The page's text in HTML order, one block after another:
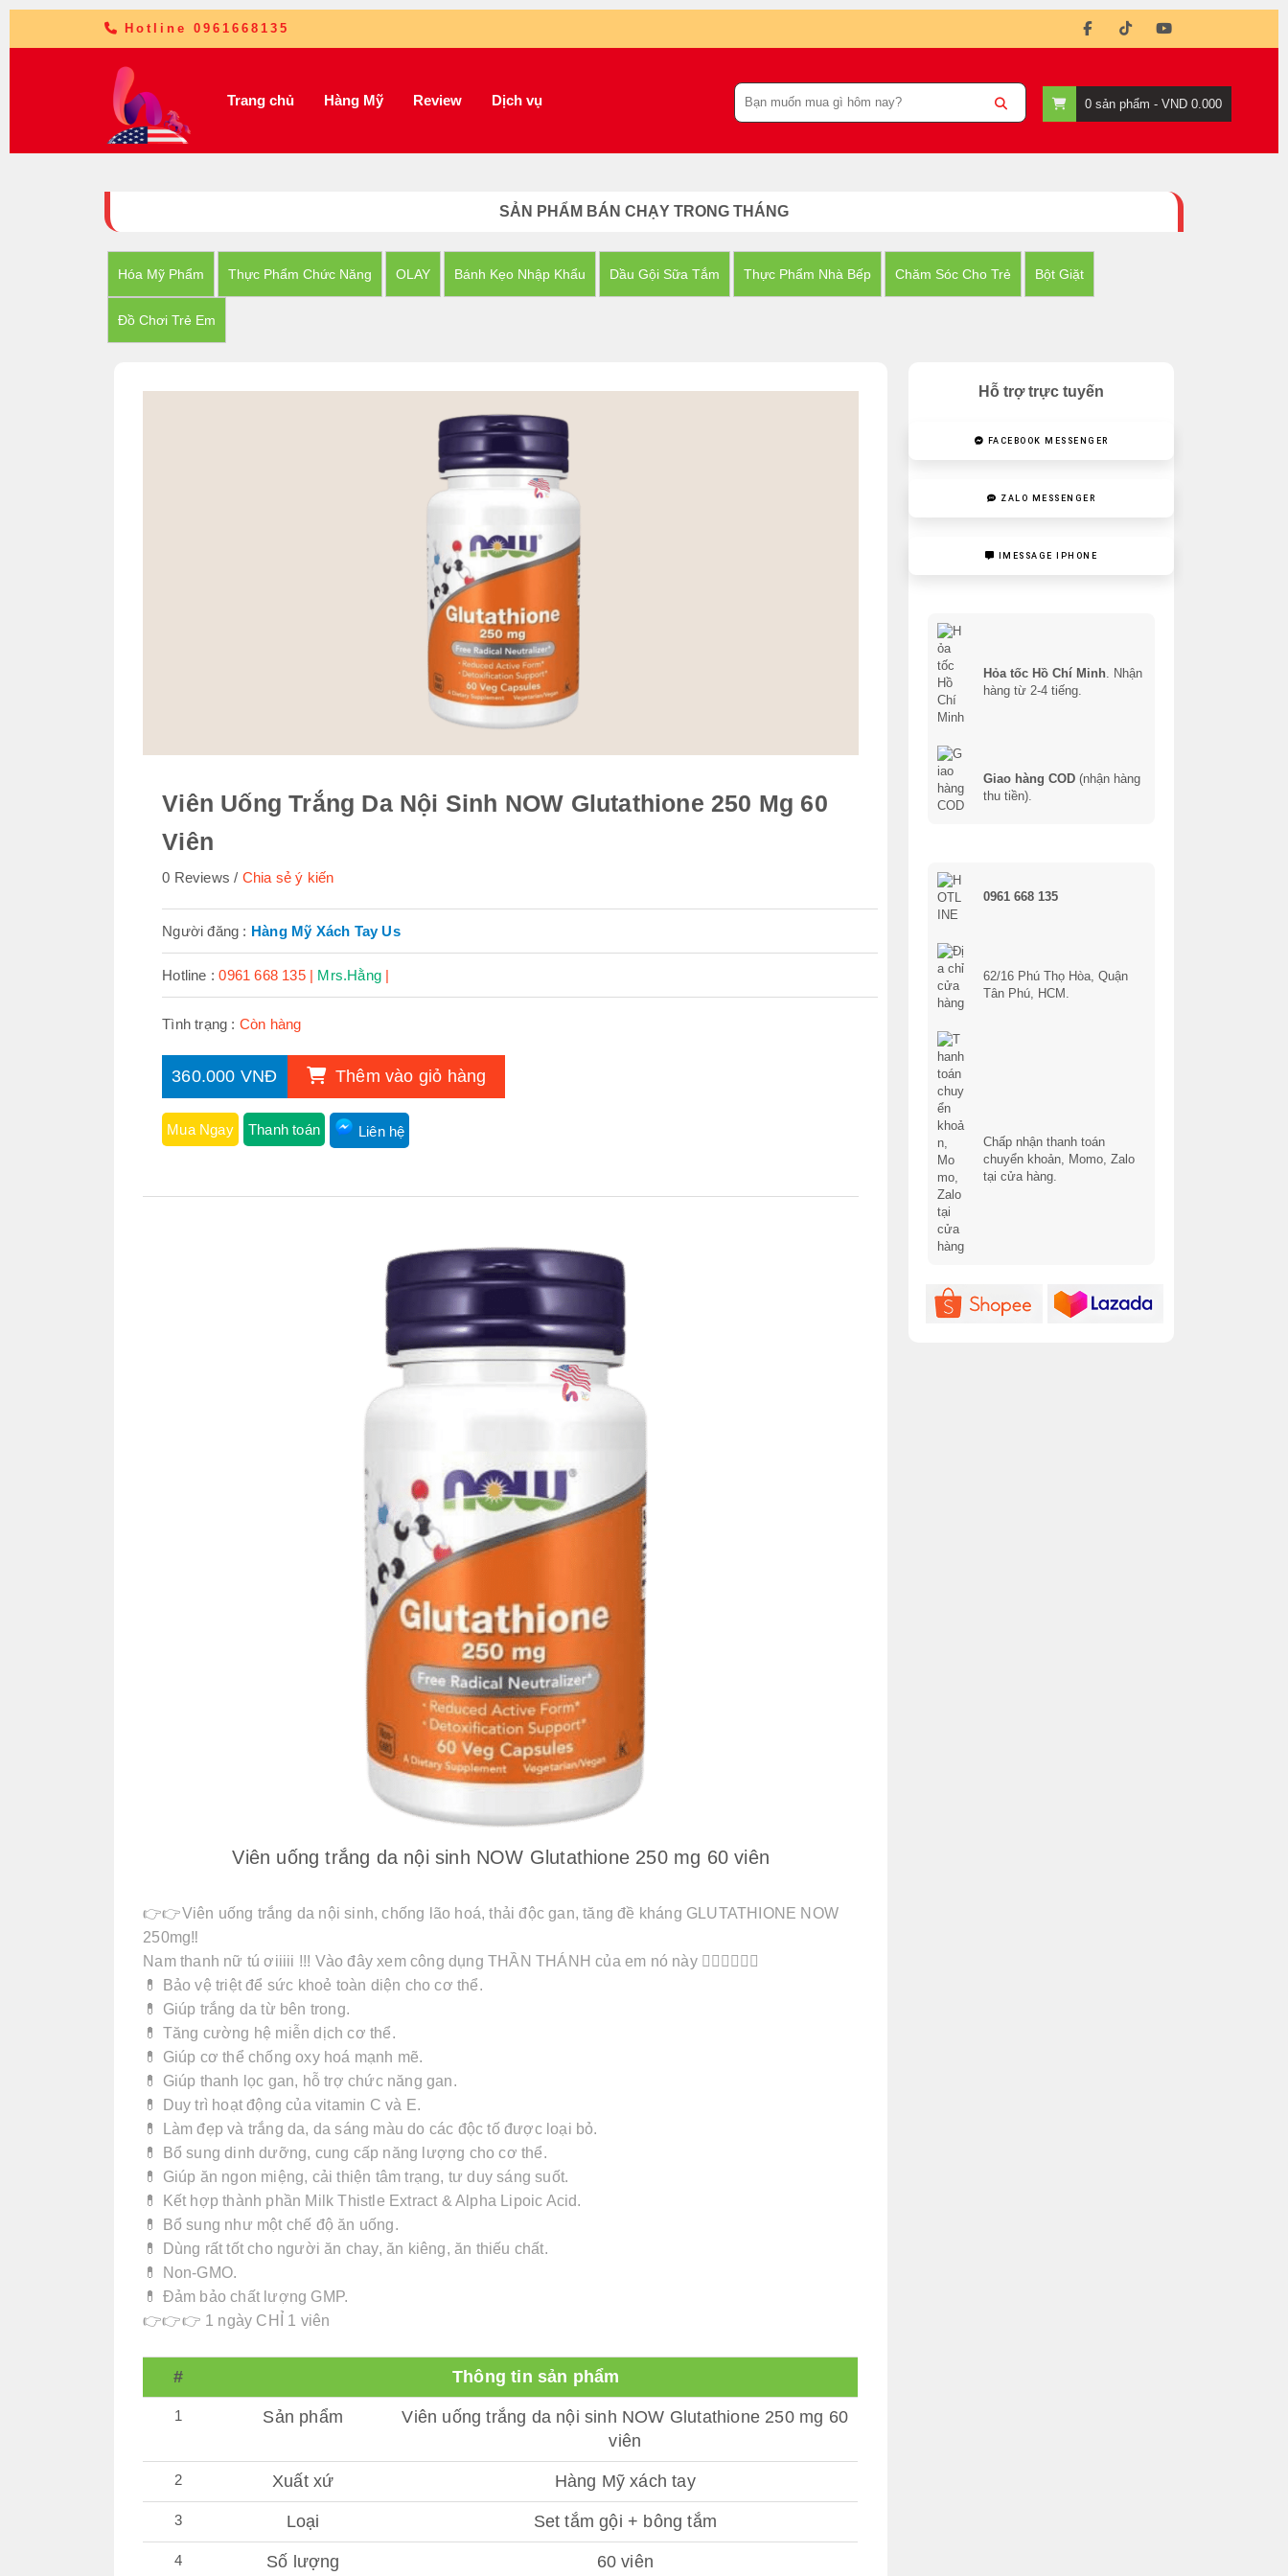
Hotline 0961668135
Trang chủ Hàng Mỹ Review Dịch vụ 0sản phẩm - VND 0.000
SẢN PHẨM BÁN CHẠY TRONG THÁNG
Hóa Mỹ Phẩm Thực Phẩm Chức Năng OLAY Bánh Kẹo Nhập Khẩu Dầu Gội Sữa Tắm Thực Phẩm Nhà Bếp Chăm Sóc Cho Trẻ Bột Giặt
Đồ Chơi Trẻ Em
Hỗ trợ trực tuyến
FACEBOOK MESSENGER
ZALO MESSENGER
IMESSAGE IPHONE
Hỏa tốc Hồ Chí Minh. Nhận
hàng từ 2-4 tiếng.
Giao hàng COD (nhận hàng
thu tiền).
0961 668 135
62/16 Phú Thọ Hòa, Quận
Tân Phú, HCM.
Chấp nhận thanh toán
chuyển khoản, Momo, Zalo
tại cửa hàng.
Viên Uống Trắng Da Nội Sinh NOW Glutathione 250 Mg 60
Viên
0 Reviews Chia sẻ ý kiến
Người đăng : Hàng Mỹ Xách Tay Us
Hotline :0961 668 135 | Mrs.Hằng|
Tình trạng : Còn hàng
360.000 VNĐ Thêm vào giỏ hàng
Mua Ngay Thanh toán Liên hệ
Viên uống trắng da nội sinh NOW Glutathione 250 mg 60 viên
👉👉Viên uống trắng da nội sinh, chống lão hoá, thải độc gan, tăng đề kháng GLUTATHIONE NOW
250mg‼️
Nam thanh nữ tú ơiiiii !!! Vào đây xem công dụng THẦN THÁNH của em nó này 👇🏻👇🏻👇🏻
💊 Bảo vệ triệt để sức khoẻ toàn diện cho cơ thể.
💊 Giúp trắng da từ bên trong.
💊 Tăng cường hệ miễn dịch cơ thể.
💊 Giúp cơ thể chống oxy hoá mạnh mẽ.
💊 Giúp thanh lọc gan, hỗ trợ chức năng gan.
💊 Duy trì hoạt động của vitamin C và E.
💊 Làm đẹp và trắng da, da sáng màu do các độc tố được loại bỏ.
💊 Bổ sung dinh dưỡng, cung cấp năng lượng cho cơ thể.
💊 Giúp ăn ngon miệng, cải thiện tâm trạng, tư duy sáng suốt.
💊 Kết hợp thành phần Milk Thistle Extract & Alpha Lipoic Acid.
💊 Bổ sung như một chế độ ăn uống.
💊 Dùng rất tốt cho người ăn chay, ăn kiêng, ăn thiếu chất.
💊 Non-GMO.
💊 Đảm bảo chất lượng GMP.
👉👉👉 1 ngày CHỈ 1 viên
# Thông tin sản phẩm
1 Sản phẩm
Viên uống trắng da nội sinh NOW Glutathione 250 mg 60
viên
2 Xuất xứ Hàng Mỹ xách tay
3 Loại Set tắm gội + bông tắm
4 Số lượng 60 viên